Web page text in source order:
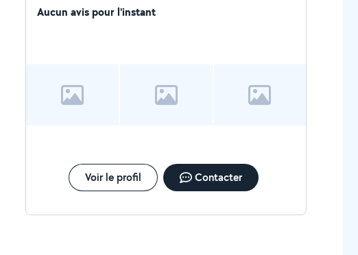
Aucun avis pour l'instant
Voir le profil Contacter